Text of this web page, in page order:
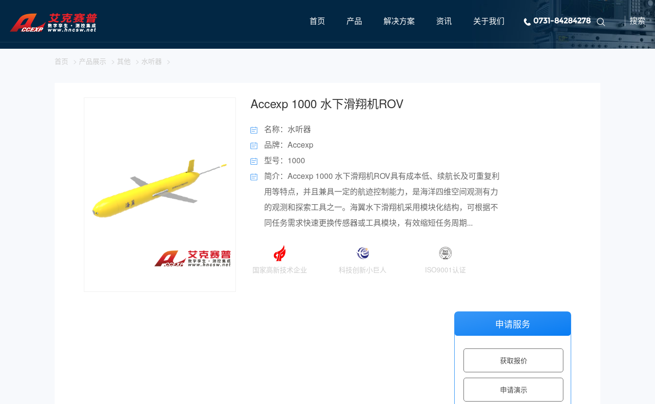
首页 产品 解决方案 资讯 关于我们 0731-84284278 搜索
首页 > 产品展示 > 其他 > 水听器 >
Accexp 1000 水下滑翔机ROV
名称：水听器
品牌：Accexp
型号：1000
简介：Accexp 1000 水下滑翔机ROV具有成本低、续航长及可重复利
用等特点，并且兼具一定的航迹控制能力，是海洋四维空间观测有力
的观测和探索工具之一。海翼水下滑翔机采用模块化结构，可根据不
同任务需求快速更换传感器或工具模块，有效缩短任务周期...
国家高新技术企业 科技创新小巨人 ISO9001认证
申请服务
获取报价
申请演示